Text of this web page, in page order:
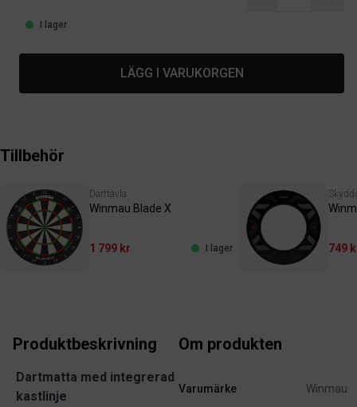
I lager
LÄGG I VARUKORGEN
Tillbehör
Darttavla
Winmau Blade X
1 799 kr I lager 749
Produktbeskrivning
Dartmatta med integrerad
kastlinje
Om produkten
Varumärke Winmau